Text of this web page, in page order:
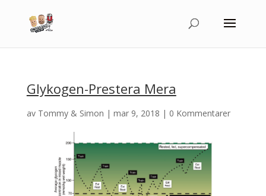
Glykogen-Prestera Mera
av Tommy & Simon | mar 9, 2018 | 0 Kommentarer